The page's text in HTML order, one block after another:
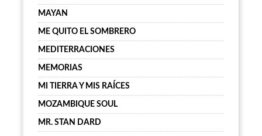
MAYAN
ME QUITO EL SOMBRERO
MEDITERRACIONES
MEMORIAS
MI TIERRA Y MIS RAÍCES
MOZAMBIQUE SOUL
MR. STAN DARD